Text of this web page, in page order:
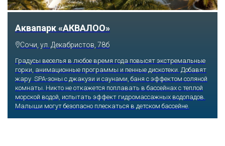
Аквапарк «АКВАЛОО»
Сочи, ул. Декабристов, 78б
Градусы веселья в любое время года повысят экстремальные
горки, анимационные программы и пенные дискотеки. Добавят
жару SPA-зоны с джакузи и саунами, баня с эффектом соляной
комнаты. Никто не откажется поплавать в бассейнах с теплой
морской водой, испытать эффект гидромассажных водопадов.
Малыши могут безопасно плескаться в детском бассейне.